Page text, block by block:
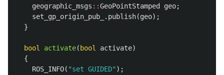
geographic_msgs ::GeoPointStamped geo;
set_gp_origin_pub_
. publish(geo);
}
bool activate( bool activate)
{
ROS_INFO( "set GUIDED" );